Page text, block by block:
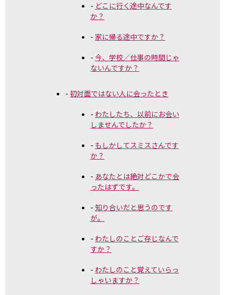
どこに行く途中なんです
か？
家に帰る途中ですか？
今、学校／仕事の時間じゃ
ないんですか？
初対面ではない人に会ったとき
わたしたち、以前にお会い
しませんでしたか？
もしかしてスミスさんです
か？
あなたとは絶対どこかで会
ったはずです。
知り合いだと思うのです
が。
わたしのことご存じなんで
すか？
わたしのこと覚えていらっ
しゃいますか？